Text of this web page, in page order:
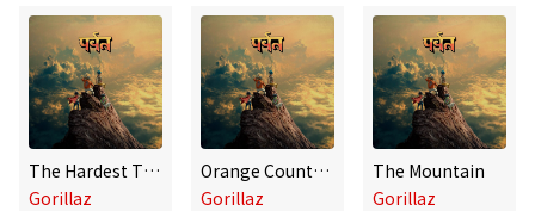
The Hardest Thing (feat. Tony Allen) / Orange County (feat. Bizarrap, Kara Jackson and Anoushka Shankar)
Gorillaz
Orange County (feat. Bizarrap, Kara Jackson and Anoushka Shankar)
Gorillaz
The Mountain
Gorillaz